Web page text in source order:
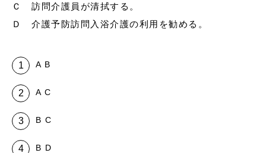
Ｃ 訪問介護員が清拭する。
Ｄ 介護予防訪問入浴介護の利用を勧める。
A B
A C
B C
B D